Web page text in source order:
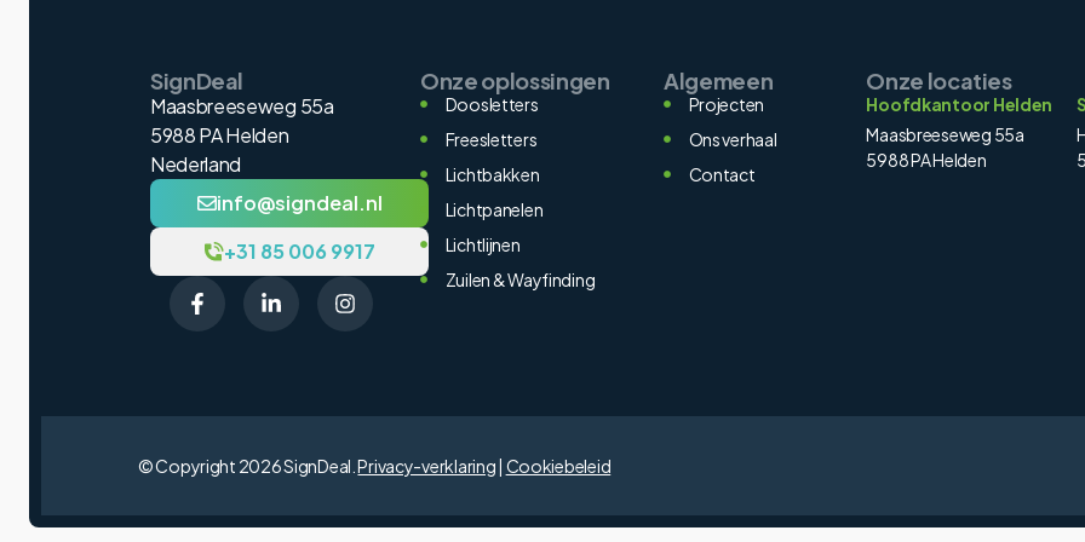
SignDeal
Maasbreeseweg 55a
5988 PA Helden
Nederland
info@signdeal.nl
+31 85 006 9917
Onze oplossingen
Doosletters
Freesletters
Lichtbakken
Lichtpanelen
Lichtlijnen
Zuilen & Wayfinding
Algemeen
Projecten
Ons verhaal
Contact
Onze locaties
Hoofdkantoor Helden
Maasbreeseweg 55a
5988 PA Helden
© Copyright 2026 SignDeal.Privacy-verklaring| Cookiebeleid